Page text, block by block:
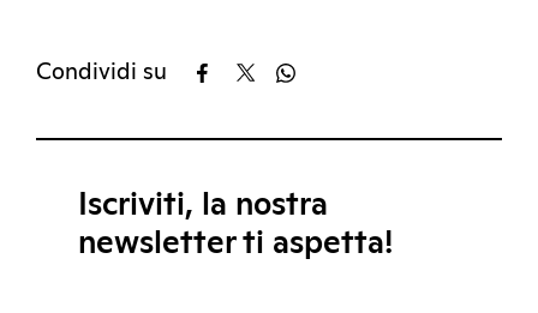
Condividi su
Iscriviti, la nostra
newsletter ti aspetta!